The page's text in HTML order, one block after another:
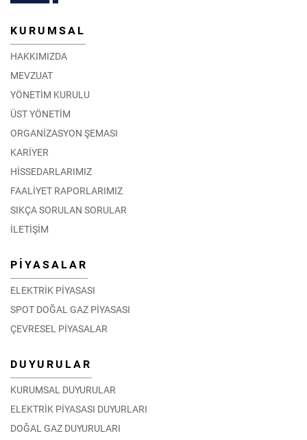
KURUMSAL
HAKKIMIZDA
MEVZUAT
YÖNETİM KURULU
ÜST YÖNETİM
ORGANİZASYON ŞEMASI
KARİYER
HİSSEDARLARIMIZ
FAALİYET RAPORLARIMIZ
SIKÇA SORULAN SORULAR
İLETİŞİM
PİYASALAR
ELEKTRİK PİYASASI
SPOT DOĞAL GAZ PİYASASI
ÇEVRESEL PİYASALAR
DUYURULAR
KURUMSAL DUYURULAR
ELEKTRİK PİYASASI DUYURLARI
DOĞAL GAZ DUYURULARI